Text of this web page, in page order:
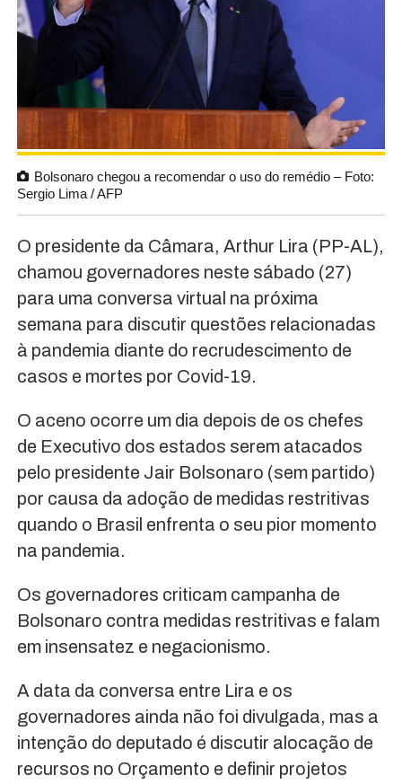
Bolsonaro chegou a recomendar o uso do remédio – Foto:
Sergio Lima / AFP
O presidente da Câmara, Arthur Lira (PP-AL),
chamou governadores neste sábado (27)
para uma conversa virtual na próxima
semana para discutir questões relacionadas
à pandemia diante do recrudescimento de
casos e mortes por Covid-19.
O aceno ocorre um dia depois de os chefes
de Executivo dos estados serem atacados
pelo presidente Jair Bolsonaro (sem partido)
por causa da adoção de medidas restritivas
quando o Brasil enfrenta o seu pior momento
na pandemia.
Os governadores criticam campanha de
Bolsonaro contra medidas restritivas e falam
em insensatez e negacionismo.
A data da conversa entre Lira e os
governadores ainda não foi divulgada, mas a
intenção do deputado é discutir alocação de
recursos no Orçamento e definir projetos